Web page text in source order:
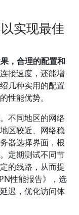
实现最佳
，合理的配置和
接速度，还能增
几种实用的配置
性能优势。
不同地区的网络
区较近、网络稳
器选择界面，根
定期测试不同节
的线路，从而提
性能报告》，选
迟，优化访问体